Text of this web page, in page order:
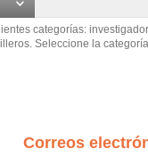
categorías:
Seleccione la
Correos